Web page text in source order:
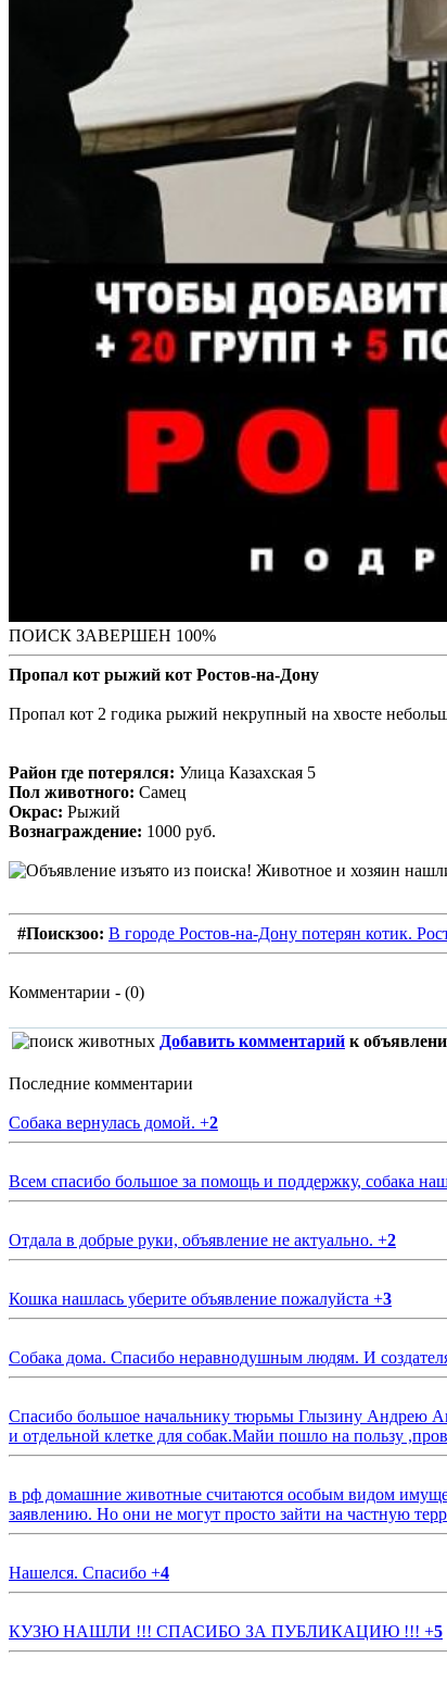
ПОИСК ЗАВЕРШЕН 100%
Пропал кот рыжий кот Ростов-на-Дону
Пропал кот 2 годика рыжий некрупный на хвосте
Район где потерялся: Улица Казахская 5
Пол животного: Самец
Окрас: Рыжий
Вознаграждение: 1000 руб.
#Поискзоо: В городе Ростов-на-Дону потерян котик.
Комментарии - (0)
Добавить комментарий к
Последние комментарии
Собака вернулась домой. +2
Всем спасибо большое за помощь и поддержку, собака
Отдала в добрые руки, объявление не актуально. +2
Кошка нашлась уберите объявление пожалуйста +3
Собака дома. Спасибо неравнодушным людям. И
Спасибо большое начальнику тюрьмы Глызину Андрею
и отдельной клетке для собак.Майи пошло на пользу
в рф домашние животные считаются особым видом
заявлению. Но они не могут просто зайти на частную
Нашелся. Спасибо +4
КУЗЮ НАШЛИ !!! СПАСИБО ЗА ПУБЛИКАЦИЮ !!! +5